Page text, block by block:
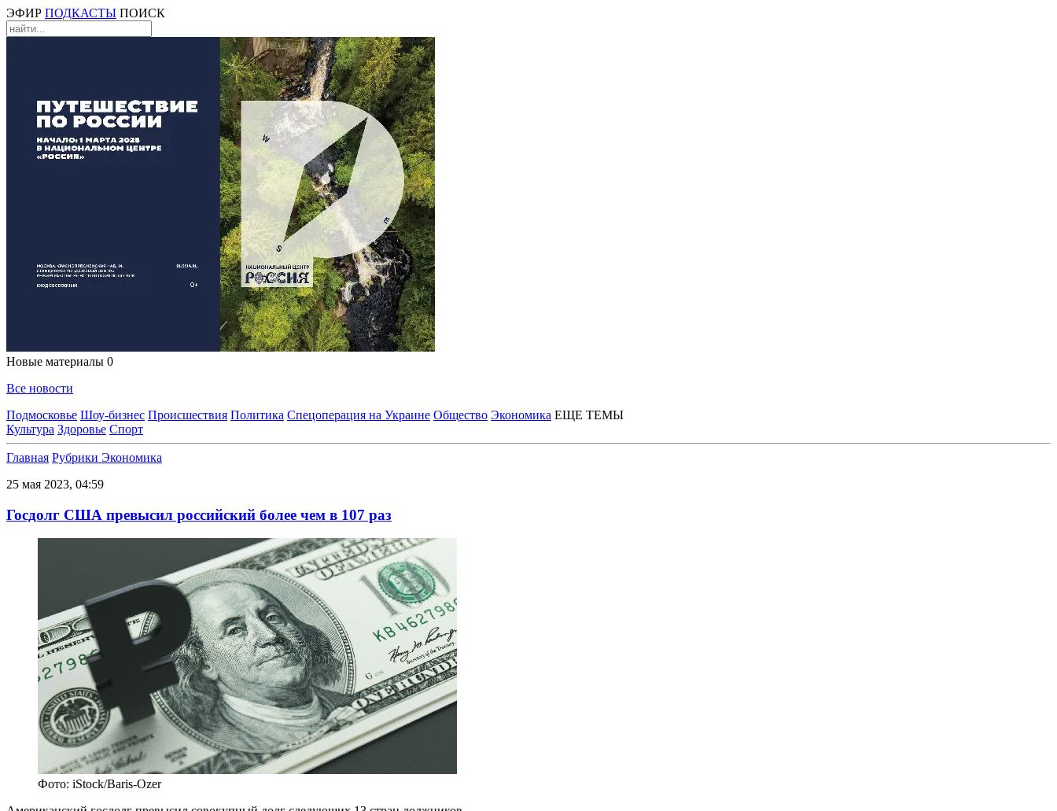
ЭФИР ПОДКАСТЫ ПОИСК
Новые материалы 0
Все новости
Подмосковье Шоу-бизнес Происшествия Политика Спецоперация на Украине Общество Экономика ЕЩЕ ТЕМЫ
Культура Здоровье Спорт
Главная Рубрики Экономика
25 мая 2023, 04:59
Госдолг США превысил российский более чем в 107 раз
Фото: iStock/Baris-Ozer